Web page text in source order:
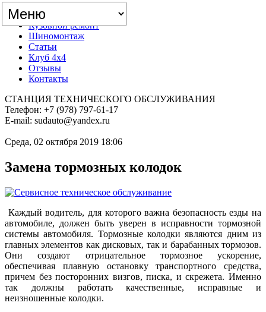
Главная
Кузовной ремонт
Шиномонтаж
Статьи
Клуб 4x4
Отзывы
Контакты
СТАНЦИЯ ТЕХНИЧЕСКОГО ОБСЛУЖИВАНИЯ
Телефон: +7 (978) 797-61-17
E-mail: sudauto@yandex.ru
Среда, 02 октября 2019 18:06
Замена тормозных колодок
Каждый водитель, для которого важна безопасность езды на
автомобиле, должен быть уверен в исправности тормозной
системы автомобиля. Тормозные колодки являются дним из
главных элементов как дисковых, так и барабанных тормозов.
Они создают отрицательное тормозное ускорение,
обеспечивая плавную остановку транспортного средства,
причем без посторонних визгов, писка, и скрежета. Именно
так должны работать качественные, исправные и
неизношенные колодки.